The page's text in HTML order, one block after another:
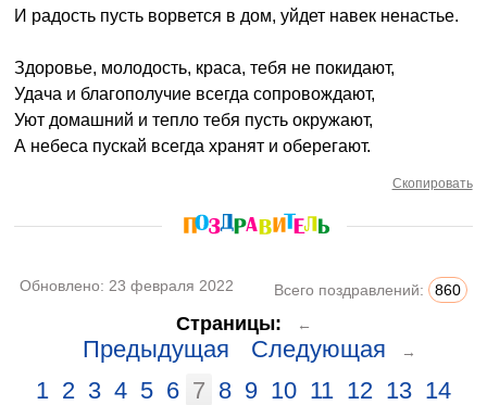
И радость пусть ворвется в дом, уйдет навек ненастье.
Здоровье, молодость, краса, тебя не покидают,
Удача и благополучие всегда сопровождают,
Уют домашний и тепло тебя пусть окружают,
А небеса пускай всегда хранят и оберегают.
Скопировать
Обновлено: 23 февраля 2022 Всего поздравлений: 860
Страницы: ←
Предыдущая Следующая →
1 2 3 4 5 6 7 8 9 10 11 12 13 14